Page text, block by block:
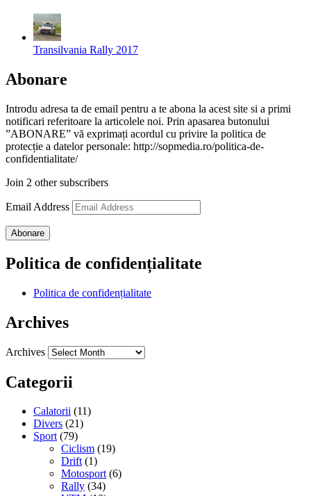
Transilvania Rally 2017
Abonare
Introdu adresa ta de email pentru a te abona la acest site si a primi
notificari referitoare la articolele noi. Prin apasarea butonului
”ABONARE” vă exprimați acordul cu privire la politica de
protecție a datelor personale: http://sopmedia.ro/politica-de-
confidentialitate/
Join 2 other subscribers
Email Address
Abonare
Politica de confidențialitate
Politica de confidențialitate
Archives
Archives
Categorii
Calatorii (11)
Divers (21)
Sport(79)
Ciclism (19)
Drift(1)
Motosport(6)
Rally (34)